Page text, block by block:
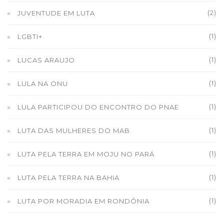
JUVENTUDE EM LUTA (2)
LGBTI+ (1)
LUCAS ARAUJO (1)
LULA NA ONU (1)
LULA PARTICIPOU DO ENCONTRO DO PNAE (1)
LUTA DAS MULHERES DO MAB (1)
LUTA PELA TERRA EM MOJU NO PARÁ (1)
LUTA PELA TERRA NA BAHIA (1)
LUTA POR MORADIA EM RONDÔNIA (1)